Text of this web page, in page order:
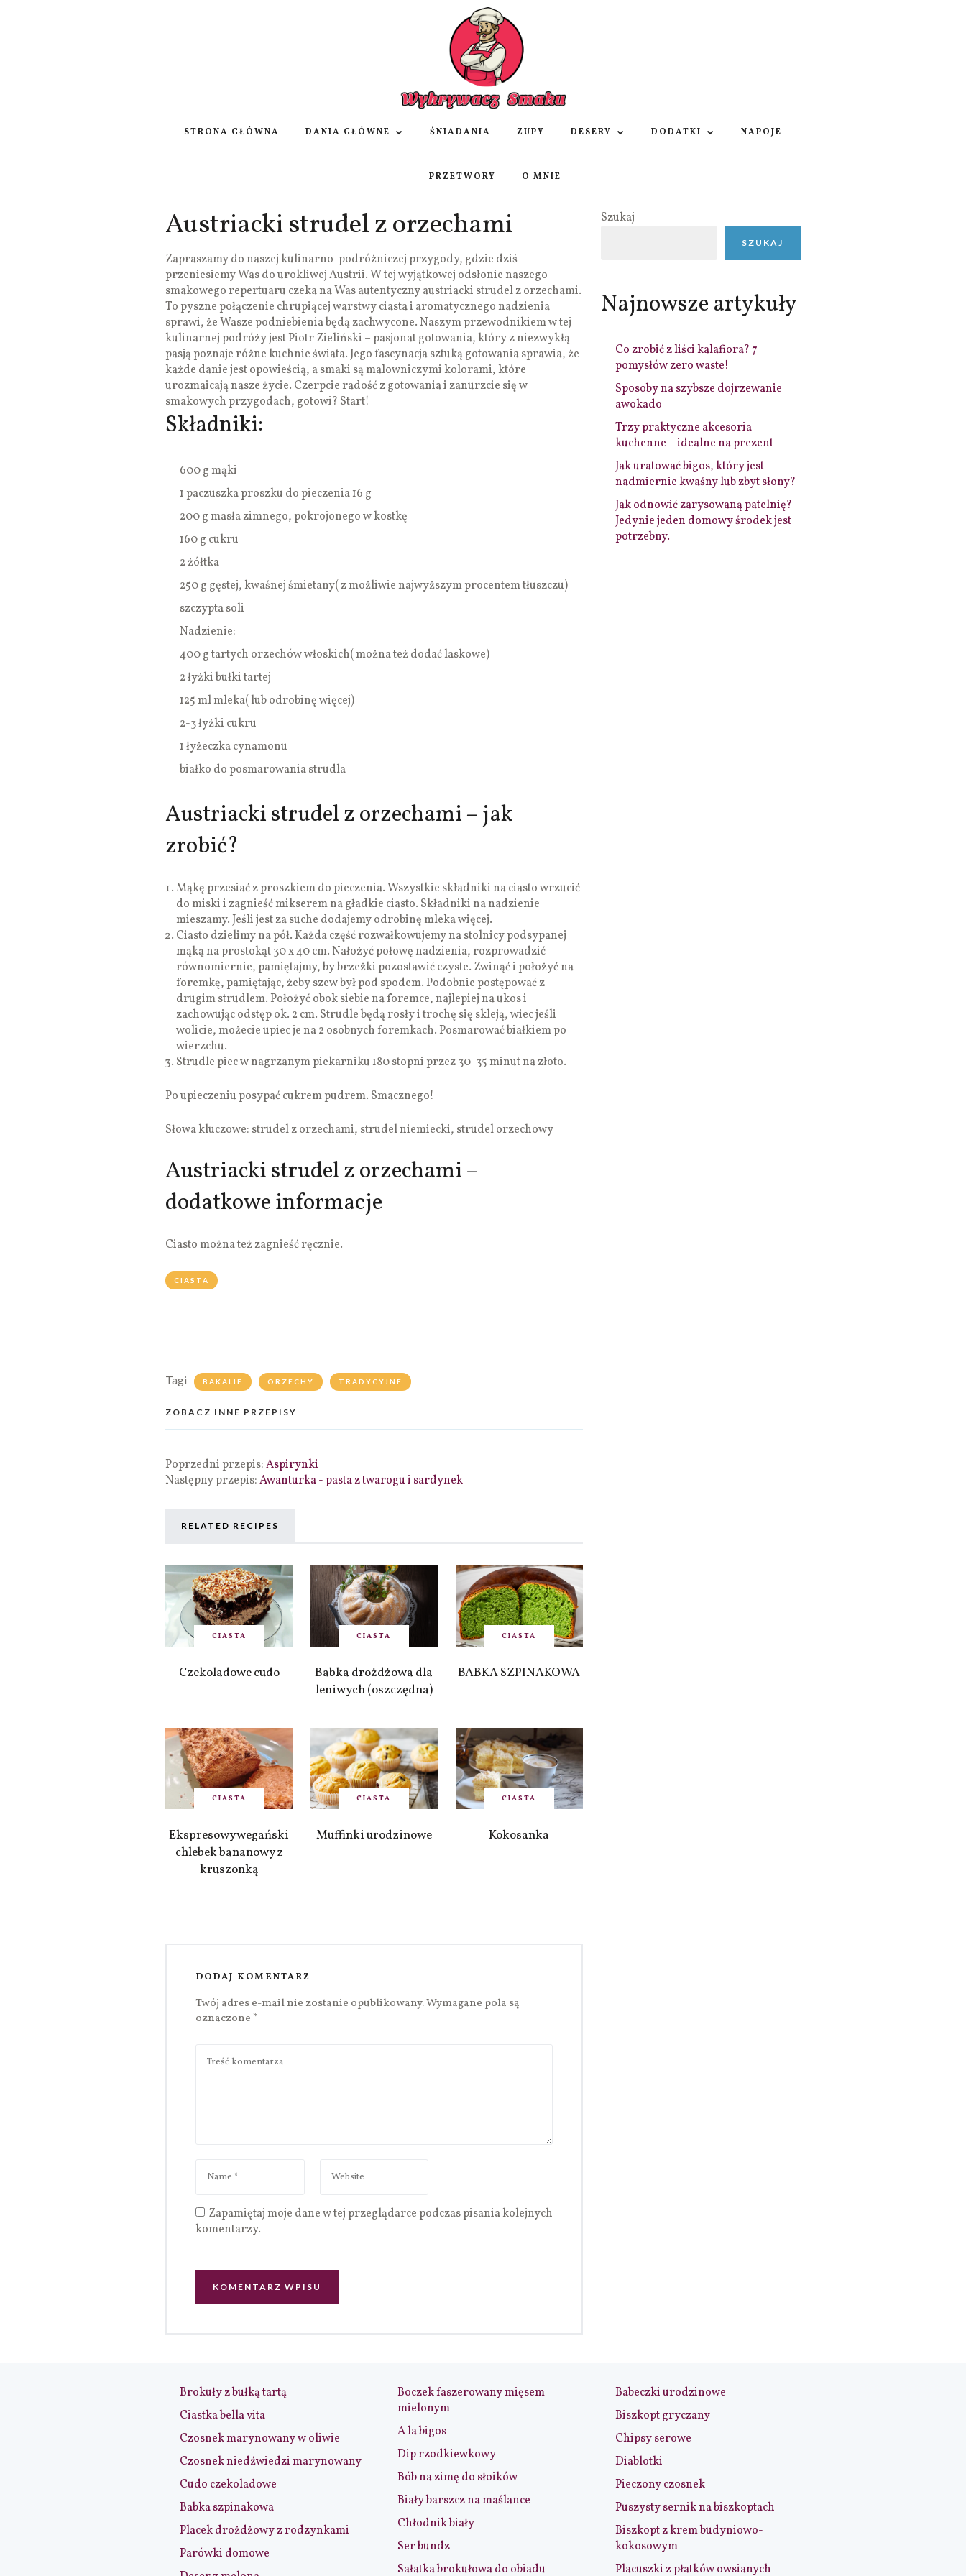
STRONA GŁÓWNA DANIA GŁÓWNE ŚNIADANIA ZUPY DESERY DODATKI NAPOJE
PRZETWORY O MNIE
Austriacki strudel z orzechami
Zapraszamy do naszej kulinarno-podróżniczej przygody, gdzie dziś
przeniesiemy Was do urokliwej Austrii. W tej wyjątkowej odsłonie naszego
smakowego repertuaru czeka na Was autentyczny austriacki strudel z orzechami.
To pyszne połączenie chrupiącej warstwy ciasta i aromatycznego nadzienia
sprawi, że Wasze podniebienia będą zachwycone. Naszym przewodnikiem w tej
kulinarnej podróży jest Piotr Zieliński – pasjonat gotowania, który z niezwykłą
pasją poznaje różne kuchnie świata. Jego fascynacja sztuką gotowania sprawia, że
każde danie jest opowieścią, a smaki są malowniczymi kolorami, które
urozmaicają nasze życie. Czerpcie radość z gotowania i zanurzcie się w
smakowych przygodach, gotowi? Start!
Składniki:
600 g mąki
1 paczuszka proszku do pieczenia 16 g
200 g masła zimnego, pokrojonego w kostkę
160 g cukru
2 żółtka
250 g gęstej, kwaśnej śmietany( z możliwie najwyższym procentem tłuszczu)
szczypta soli
Nadzienie:
400 g tartych orzechów włoskich( można też dodać laskowe)
2 łyżki bułki tartej
125 ml mleka( lub odrobinę więcej)
2-3 łyżki cukru
1 łyżeczka cynamonu
białko do posmarowania strudla
Austriacki strudel z orzechami – jak
zrobić?
Mąkę przesiać z proszkiem do pieczenia. Wszystkie składniki na ciasto wrzucić
do miski i zagnieść mikserem na gładkie ciasto. Składniki na nadzienie
mieszamy. Jeśli jest za suche dodajemy odrobinę mleka więcej.
Ciasto dzielimy na pół. Każda część rozwałkowujemy na stolnicy podsypanej
mąką na prostokąt 30 x 40 cm. Nałożyć połowę nadzienia, rozprowadzić
równomiernie, pamiętajmy, by brzeżki pozostawić czyste. Zwinąć i położyć na
foremkę, pamiętając, żeby szew był pod spodem. Podobnie postępować z
drugim strudlem. Położyć obok siebie na foremce, najlepiej na ukos i
zachowując odstęp ok. 2 cm. Strudle będą rosły i trochę się skleją, wiec jeśli
wolicie, możecie upiec je na 2 osobnych foremkach. Posmarować białkiem po
wierzchu.
Strudle piec w nagrzanym piekarniku 180 stopni przez 30-35 minut na złoto.
Po upieczeniu posypać cukrem pudrem. Smacznego!
Słowa kluczowe: strudel z orzechami, strudel niemiecki, strudel orzechowy
Austriacki strudel z orzechami –
dodatkowe informacje
Ciasto można też zagnieść ręcznie.
CIASTA
Tagi BAKALIE ORZECHY TRADYCYJNE
ZOBACZ INNE PRZEPISY
Poprzedni przepis:Aspirynki
Następny przepis:Awanturka - pasta z twarogu i sardynek
RELATED RECIPES
CIASTA
Czekoladowe cudo
CIASTA
Babka drożdżowa dla
leniwych (oszczędna)
CIASTA
BABKA SZPINAKOWA
CIASTA
Ekspresowy wegański
chlebek bananowy z
kruszonką
CIASTA
Muffinki urodzinowe
CIASTA
Kokosanka
DODAJ KOMENTARZ
Twój adres e-mail nie zostanie opublikowany.Wymagane pola są
oznaczone *
Zapamiętaj moje dane w tej przeglądarce podczas pisania kolejnych
komentarzy.
Szukaj
SZUKAJ
Najnowsze artykuły
Co zrobić z liści kalafiora? 7
pomysłów zero waste!
Sposoby na szybsze dojrzewanie
awokado
Trzy praktyczne akcesoria
kuchenne – idealne na prezent
Jak uratować bigos, który jest
nadmiernie kwaśny lub zbyt słony?
Jak odnowić zarysowaną patelnię?
Jedynie jeden domowy środek jest
potrzebny.
Brokuły z bułką tartą
Ciastka bella vita
Czosnek marynowany w oliwie
Czosnek niedźwiedzi marynowany
Cudo czekoladowe
Babka szpinakowa
Placek drożdżowy z rodzynkami
Parówki domowe
Boczek faszerowany mięsem
mielonym
A la bigos
Dip rzodkiewkowy
Bób na zimę do słoików
Biały barszcz na maślance
Chłodnik biały
Ser bundz
Sałatka brokułowa do obiadu
Babeczki urodzinowe
Biszkopt gryczany
Chipsy serowe
Diablotki
Pieczony czosnek
Puszysty sernik na biszkoptach
Biszkopt z krem budyniowo-
kokosowym
Placuszki z płatków owsianych